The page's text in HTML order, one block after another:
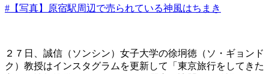
#【写真】原宿駅周辺で売られている神風はちまき
２７日、誠信（ソンシン）女子大学の徐坰徳（ソ・ギョンド
ク）教授はインスタグラムを更新して「東京旅行をしてきた